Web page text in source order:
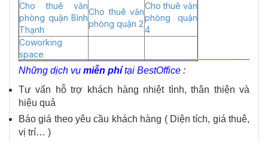
Cho thuê văn
phòng quận Bình
Thạnh
Cho thuê văn
phòng quận 2
Cho thuê văn
phòng quận
4
Coworking
space
Những dịch vụ miễn phítại BestOffice :
Tư vấn hỗ trợ khách hàng nhiệt tình, thân thiện và
hiệu quả
Báo giá theo yêu cầu khách hàng ( Diện tích, giá thuê,
vị trí… )